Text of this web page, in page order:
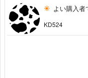
よい購入者
KD524